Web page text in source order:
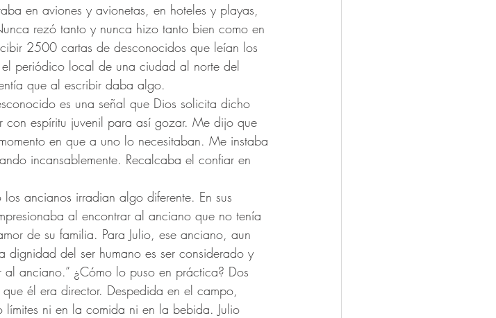
en aviones y avionetas, en hoteles y playas,
rezó tanto y nunca hizo tanto bien como en
2500 cartas de desconocidos que leían los
periódico local de una ciudad al norte del
que al escribir daba algo.
es una señal que Dios solicita dicho
espíritu juvenil para así gozar. Me dijo que
en que a uno lo necesitaban. Me instaba
incansablemente. Recalcaba el confiar en
ancianos irradian algo diferente. En sus
al encontrar al anciano que no tenía
de su familia. Para Julio, ese anciano, aun
dignidad del ser humano es ser considerado y
al anciano.” ¿Cómo lo puso en práctica? Dos
él era director. Despedida en el campo,
ni en la comida ni en la bebida. Julio